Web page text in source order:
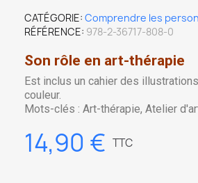
CATÉGORIE Comprendre les
RÉFÉRENCE 978-2-36717-808-0
Son rôle en art-thérapie
Est inclus un cahier des
couleur.
Mots-clés : Art-thérapie, Atelier
14,90 € TTC